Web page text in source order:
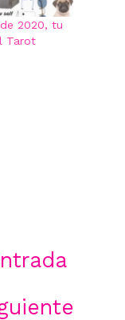
2020, tu
Tarot